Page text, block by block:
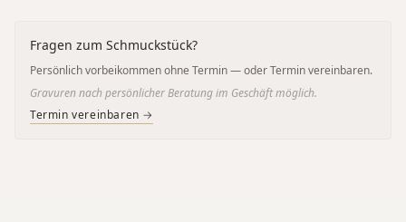
Fragen zum Schmuckstück?
Persönlich vorbeikommen ohne Termin — oder Termin vereinbaren.
Gravuren nach persönlicher Beratung im Geschäft möglich.
Termin vereinbaren →